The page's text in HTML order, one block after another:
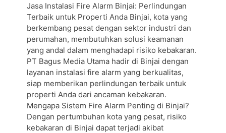
Jasa Instalasi Fire Alarm Binjai: Perlindungan
Terbaik untuk Properti Anda Binjai, kota yang
berkembang pesat dengan sektor industri dan
perumahan, membutuhkan solusi keamanan
yang andal dalam menghadapi risiko kebakaran.
PT Bagus Media Utama hadir di Binjai dengan
layanan instalasi fire alarm yang berkualitas,
siap memberikan perlindungan terbaik untuk
properti Anda dari ancaman kebakaran.
Mengapa Sistem Fire Alarm Penting di Binjai?
Dengan pertumbuhan kota yang pesat, risiko
kebakaran di Binjai dapat terjadi akibat